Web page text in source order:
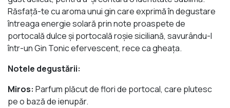
Răsfaţă-te cu aroma unui gin care exprimă în degustare
întreaga energie solară prin note proaspete de
portocală dulce şi portocală roşie siciliană, savurându-l
într-un Gin Tonic efervescent, rece ca gheaţa.
Notele degustării:
Miros: Parfum plăcut de flori de portocal, care plutesc
pe o bază de ienupăr.